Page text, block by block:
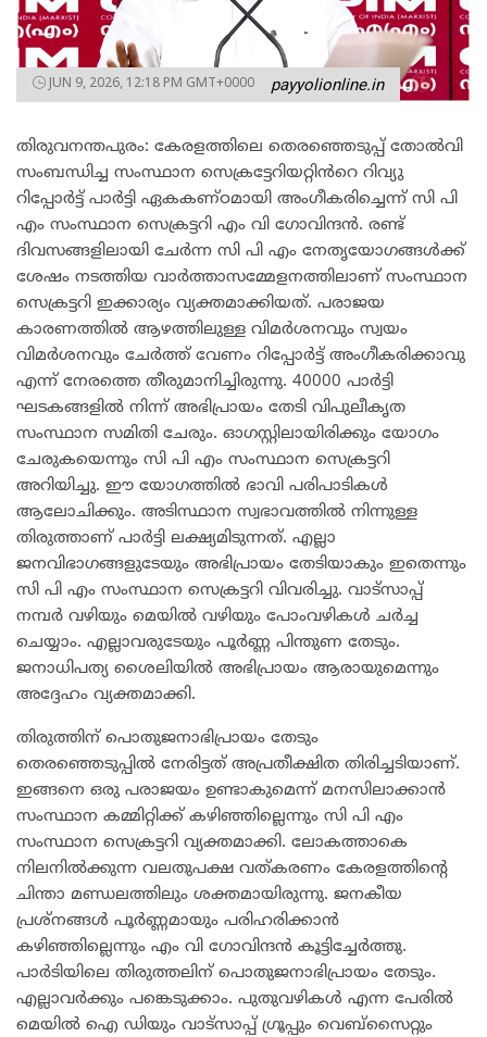
JUN 9, 2026, 12:18 PM GMT+0000 payyolionline.in
തിരുവനന്തപുരം: കേരളത്തിലെ തെരഞ്ഞെടുപ്പ് തോൽവി
സംബന്ധിച്ച സംസ്ഥാന സെക്രട്ടേറിയറ്റിൻറെ റിവ്യു
റിപ്പോർട്ട് പാർട്ടി ഏകകണ്ഠമായി അംഗീകരിച്ചെന്ന് സി പി
എം സംസ്ഥാന സെക്രട്ടറി എം വി ഗോവിന്ദൻ. രണ്ട്
ദിവസങ്ങളിലായി ചേർന്ന സി പി എം നേതൃയോഗങ്ങൾക്ക്
ശേഷം നടത്തിയ വാർത്താസമ്മേളനത്തിലാണ് സംസ്ഥാന
സെക്രട്ടറി ഇക്കാര്യം വ്യക്തമാക്കിയത്. പരാജയ
കാരണത്തിൽ ആഴത്തിലുള്ള വിമർശനവും സ്വയം
വിമർശനവും ചേർത്ത് വേണം റിപ്പോർട്ട് അംഗീകരിക്കാവു
എന്ന് നേരത്തെ തീരുമാനിച്ചിരുന്നു. 40000 പാർട്ടി
ഘടകങ്ങളിൽ നിന്ന് അഭിപ്രായം തേടി വിപുല‌ീകൃത
സംസ്ഥാന സമിതി ചേരും. ഓഗസ്റ്റിലായിരിക്കും യോഗം
ചേരുകയെന്നും സി പി എം സംസ്ഥാന സെക്രട്ടറി
അറിയിച്ചു. ഈ യോഗത്തിൽ ഭാവി പരിപാടികൾ
ആലോചിക്കും. അടിസ്ഥാന സ്വഭാവത്തിൽ നിന്നുള്ള
തിരുത്താണ് പാർട്ടി ലക്ഷ്യമിടുന്നത്. എല്ലാ
ജനവിഭാഗങ്ങളുടേയും അഭിപ്രായം തേടിയാകും ഇതെന്നും
സി പി എം സംസ്ഥാന സെക്രട്ടറി വിവരിച്ചു. വാട്സാപ്പ്
നമ്പർ വഴിയും മെയിൽ വഴിയും പോംവഴികൾ ചർച്ച
ചെയ്യാം. എല്ലാവരുടേയും പൂർണ്ണ പിന്തുണ തേടും.
ജനാധിപത്യ ശൈലിയിൽ അഭിപ്രായം ആരായുമെന്നും
അദ്ദേഹം വ്യക്തമാക്കി.
തിരുത്തിന് പൊതുജനാഭിപ്രായം തേടും
തെരഞ്ഞെടുപ്പിൽ നേരിട്ടത് അപ്രതീക്ഷിത തിരിച്ചടിയാണ്.
ഇങ്ങനെ ഒരു പരാജയം ഉണ്ടാകുമെന്ന് മനസിലാക്കാൻ
സംസ്ഥാന കമ്മിറ്റിക്ക് കഴിഞ്ഞില്ലെന്നും സി പി എം
സംസ്ഥാന സെക്രട്ടറി വ്യക്തമാക്കി. ലോകത്താകെ
നിലനിൽക്കുന്ന വലതുപക്ഷ വത്കരണം കേരളത്തിന്റെ
ചിന്താ മണ്ഡലത്തിലും ശക്തമായിരുന്നു. ജനകീയ
പ്രശ്നങ്ങൾ പൂർണ്ണമായും പരിഹരിക്കാൻ
കഴിഞ്ഞില്ലെന്നും എം വി ഗോവിന്ദൻ കൂട്ടിച്ചേർത്തു.
പാർടിയിലെ തിരുത്തലിന് പൊതുജനാഭിപ്രായം തേടും.
എല്ലാവർക്കും പങ്കെടുക്കാം. പുതുവഴികൾ എന്ന പേരിൽ
മെയിൽ ഐ ഡിയും വാട്സാപ്പ് ഗ്രൂപ്പും വെബ്സൈറ്റും